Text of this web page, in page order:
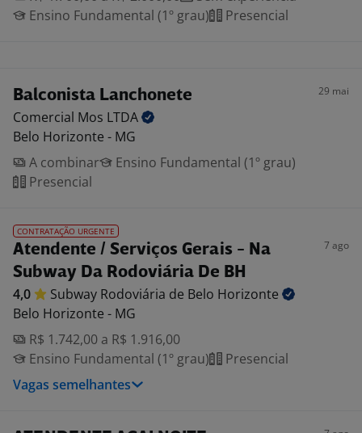
Ensino Fundamental (1º grau)
Presencial
Balconista Lanchonete 29 mai
Comercial Mos LTDA
Belo Horizonte - MG
A combinar
Ensino Fundamental (1º grau)
Presencial
CONTRATAÇÃO URGENTE
Atendente / Serviços Gerais - Na
Subway Da Rodoviária De BH
7 ago
4,0 Subway Rodoviária de Belo Horizonte
Belo Horizonte - MG
R$ 1.742,00 a R$ 1.916,00
Ensino Fundamental (1º grau)
Presencial
Vagas semelhantes